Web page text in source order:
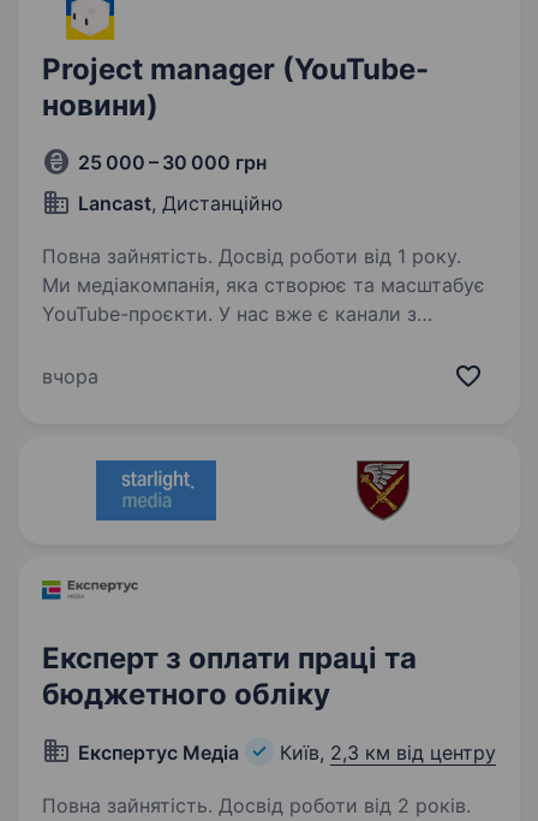
Project manager (YouTube-
новини)
25 000 – 30 000 грн
Lancast, Дистанційно
Повна зайнятість. Досвід роботи від 1 року.
Ми медіакомпанія, яка створює та масштабує
YouTube-проєкти. У нас вже є канали з
контент, повз який неможливо пройти. І тепер
вчора
Експерт з оплати праці та
бюджетного обліку
Експертус Медіа Київ, 2,3 км від центру
Повна зайнятість. Досвід роботи від 2 років.